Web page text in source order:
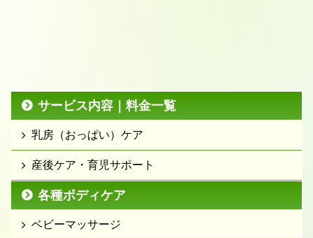
サービス内容｜料金一覧
乳房（おっぱい）ケア
産後ケア・育児サポート
各種ボディケア
ベビーマッサージ